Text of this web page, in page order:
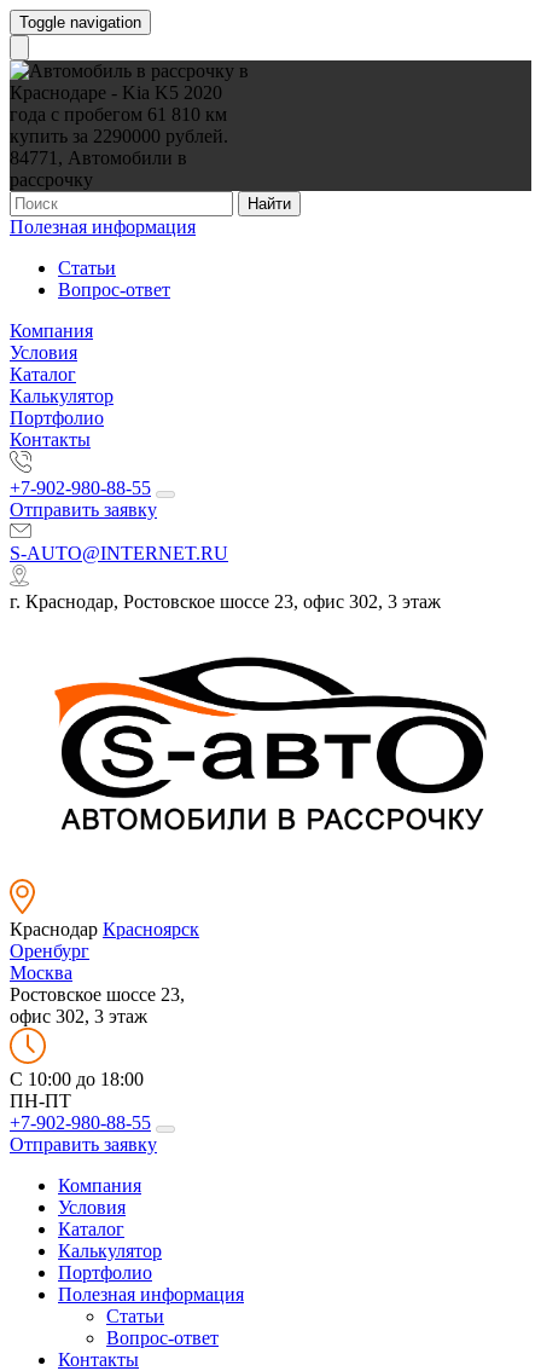
Toggle navigation
Найти
Полезная информация
Статьи
Вопрос-ответ
Компания
Условия
Каталог
Калькулятор
Портфолио
Контакты
+7-902-980-88-55
Отправить заявку
S-AUTO@INTERNET.RU
г. Краснодар, Ростовское шоссе 23, офис 302, 3 этаж
Краснодар Красноярск
Оренбург
Москва
Ростовское шоссе 23,
офис 302, 3 этаж
C 10:00 до 18:00
ПН-ПТ
+7-902-980-88-55
Отправить заявку
Компания
Условия
Каталог
Калькулятор
Портфолио
Полезная информация
Статьи
Вопрос-ответ
Контакты